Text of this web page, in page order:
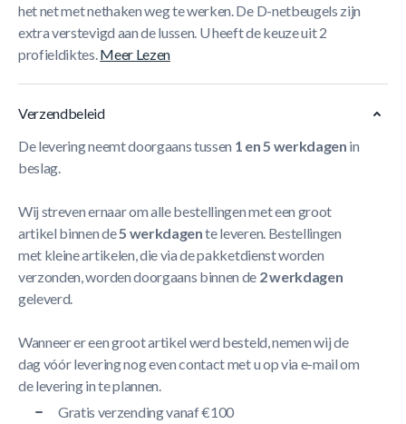
het net met nethaken weg te werken. De D-netbeugels zijn
extra verstevigd aan de lussen. U heeft de keuze uit 2
profieldiktes.Meer Lezen
Verzendbeleid
De levering neemt doorgaans tussen 1 en 5 werkdagen in
beslag.
Wij streven ernaar om alle bestellingen met een groot
artikel binnen de5 werkdagente leveren. Bestellingen
met kleine artikelen, die via de pakketdienst worden
verzonden, worden doorgaans binnen de 2 werkdagen
geleverd.
Wanneer er een groot artikel werd besteld, nemen wij de
dag vóór levering nog even contact met u op via e-mail om
de levering in te plannen.
Gratis verzending vanaf €100